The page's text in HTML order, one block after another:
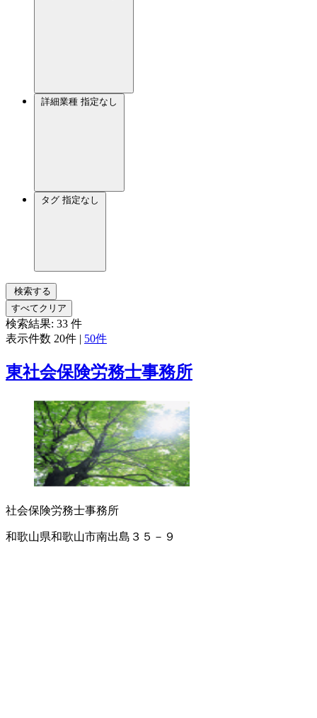
詳細業種 指定なし
タグ 指定なし
検索する
すべてクリア
検索結果: 33 件
表示件数 20件 | 50件
東社会保険労務士事務所
社会保険労務士事務所
和歌山県和歌山市南出島３５－９